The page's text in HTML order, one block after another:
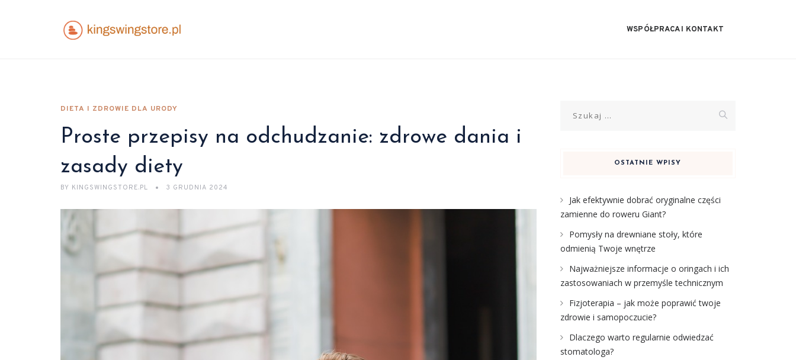
WSPÓŁPRACA I KONTAKT
DIETA I ZDROWIE DLA URODY
Proste przepisy na odchudzanie: zdrowe dania i
zasady diety
BY KINGSWINGSTORE.PL 3 GRUDNIA 2024
OSTATNIE WPISY
Jak efektywnie dobrać oryginalne części
zamienne do roweru Giant?
Pomysły na drewniane stoły, które
odmienią Twoje wnętrze
Najważniejsze informacje o oringach i ich
zastosowaniach w przemyśle technicznym
Fizjoterapia – jak może poprawić twoje
zdrowie i samopoczucie?
Dlaczego warto regularnie odwiedzać
stomatologa?